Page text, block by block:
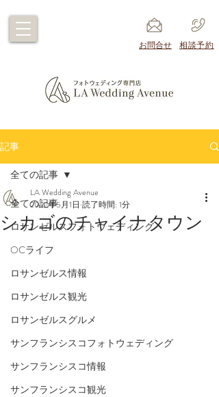
​お問合せ ​相談予約
記事
全ての記事
ロサンゼルスフォトウェディング
OCライフ
ロサンゼルス情報
ロサンゼルス観光
ロサンゼルスグルメ
サンフランシスコフォトウェディング
サンフランシスコ情報
サンフランシスコ観光
全ての記事
シカゴのチャイナタウン
LA Wedding Avenue
2022年5月1日 読了時間: 1分